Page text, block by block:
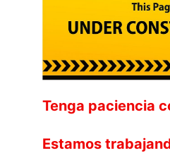
Tenga paciencia
Estamos